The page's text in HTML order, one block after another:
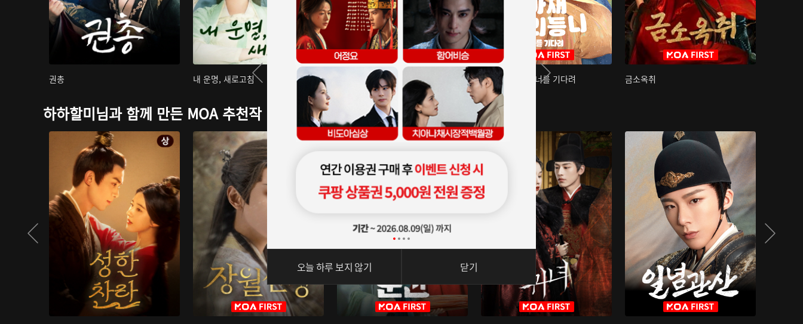
권총 내 운명, 새로고침 아재저리등니 : 너를 기다려 금소옥취
하하할미님과 함께 만든 MOA 추천작
오늘 하루 보지 않기 닫기